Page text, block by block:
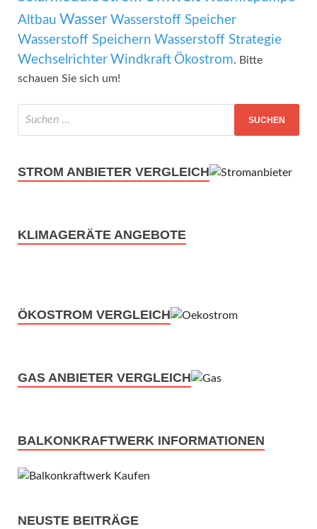
Altbau Wasser Wasserstoff Speicher
Wasserstoff Speichern Wasserstoff Strategie
Wechselrichter Windkraft Ökostrom. Bitte
schauen Sie sich um!
STROM ANBIETER VERGLEICH
KLIMAGERÄTE ANGEBOTE
ÖKOSTROM VERGLEICH
GAS ANBIETER VERGLEICH
BALKONKRAFTWERK INFORMATIONEN
NEUSTE BEITRÄGE